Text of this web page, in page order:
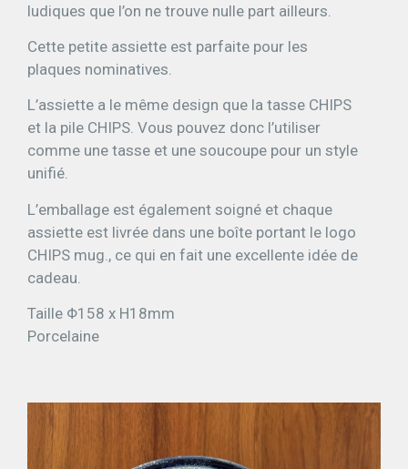
ludiques que l’on ne trouve nulle part ailleurs.
Cette petite assiette est parfaite pour les
plaques nominatives.
L’assiette a le même design que la tasse CHIPS
et la pile CHIPS. Vous pouvez donc l’utiliser
comme une tasse et une soucoupe pour un style
unifié.
L’emballage est également soigné et chaque
assiette est livrée dans une boîte portant le logo
CHIPS mug., ce qui en fait une excellente idée de
cadeau.
Taille Φ158 x H18mm
Porcelaine